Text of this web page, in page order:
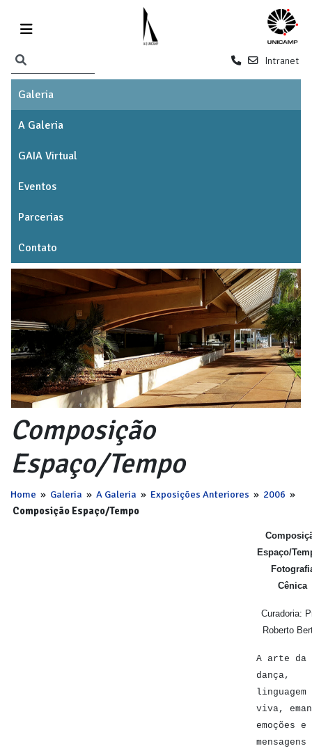
Intranet
Galeria
A Galeria
GAIA Virtual
Eventos
Parcerias
Contato
Composição
Espaço/Tempo
Home » Galeria » A Galeria » Exposições Anteriores » 2006 »
Composição Espaço/Tempo
Espaço/
Cênica
Curadoria:
Roberto
A arte da
dança,
linguagem
viva,
emoções e
mensagens